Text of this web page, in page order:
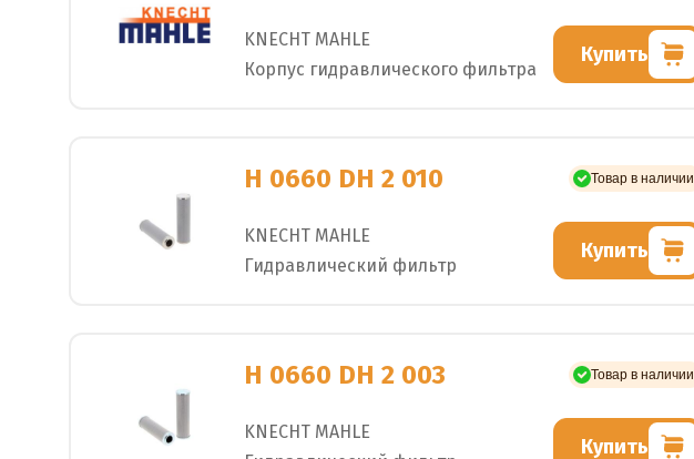
KNECHT MAHLE
Корпус гидравлического фильтра
Купить
H 0660 DH 2 010 Товар в наличии
KNECHT MAHLE
Гидравлический фильтр
Купить
H 0660 DH 2 003 Товар в наличии
KNECHT MAHLE
Купить